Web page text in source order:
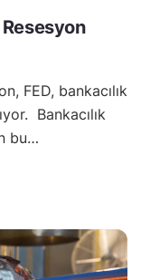
FED, bankacılık
Bankacılık
bu…